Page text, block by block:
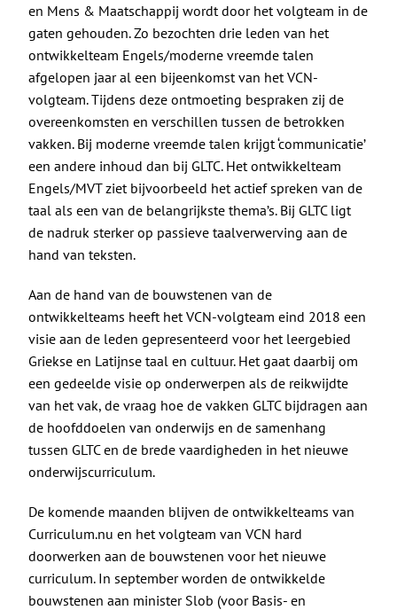
en Mens & Maatschappij wordt door het volgteam in de
gaten gehouden. Zo bezochten drie leden van het
ontwikkelteam Engels/moderne vreemde talen
afgelopen jaar al een bijeenkomst van het VCN-
volgteam. Tijdens deze ontmoeting bespraken zij de
overeenkomsten en verschillen tussen de betrokken
vakken. Bij moderne vreemde talen krijgt ‘communicatie’
een andere inhoud dan bij GLTC. Het ontwikkelteam
Engels/MVT ziet bijvoorbeeld het actief spreken van de
taal als een van de belangrijkste thema’s. Bij GLTC ligt
de nadruk sterker op passieve taalverwerving aan de
hand van teksten.
Aan de hand van de bouwstenen van de
ontwikkelteams heeft het VCN-volgteam eind 2018 een
visie aan de leden gepresenteerd voor het leergebied
Griekse en Latijnse taal en cultuur. Het gaat daarbij om
een gedeelde visie op onderwerpen als de reikwijdte
van het vak, de vraag hoe de vakken GLTC bijdragen aan
de hoofddoelen van onderwijs en de samenhang
tussen GLTC en de brede vaardigheden in het nieuwe
onderwijscurriculum.
De komende maanden blijven de ontwikkelteams van
Curriculum.nu en het volgteam van VCN hard
doorwerken aan de bouwstenen voor het nieuwe
curriculum. In september worden de ontwikkelde
bouwstenen aan minister Slob (voor Basis- en